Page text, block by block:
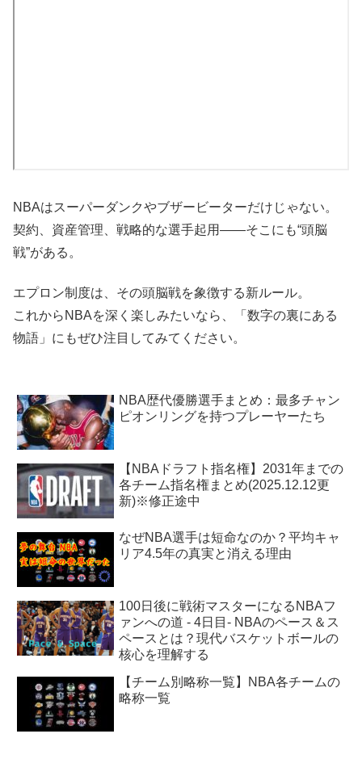
NBAはスーパーダンクやブザービーターだけじゃない。
契約、資産管理、戦略的な選手起用――そこにも“頭脳
戦”がある。
エプロン制度は、その頭脳戦を象徴する新ルール。
これからNBAを深く楽しみたいなら、「数字の裏にある
物語」にもぜひ注目してみてください。
NBA歴代優勝選手まとめ：最多チャン
ピオンリングを持つプレーヤーたち
【NBAドラフト指名権】2031年までの
各チーム指名権まとめ(2025.12.12更
新)※修正途中
なぜNBA選手は短命なのか？平均キャ
リア4.5年の真実と消える理由
100日後に戦術マスターになるNBAフ
ァンへの道 - 4日目- NBAのペース＆ス
ペースとは？現代バスケットボールの
核心を理解する
【チーム別略称一覧】NBA各チームの
略称一覧